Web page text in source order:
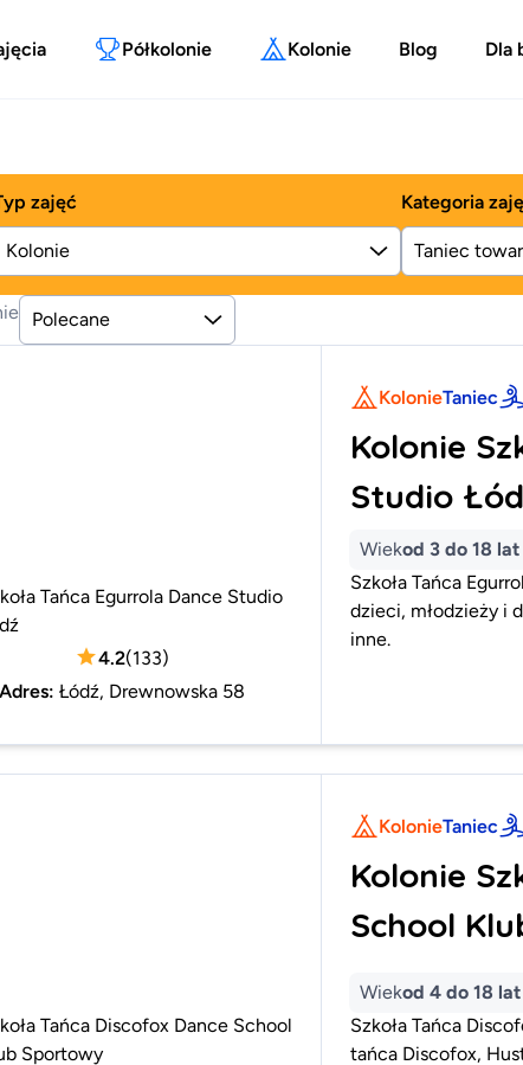
Półkolonie Kolonie Blog Dla
zajęć
Kolonie
Kategoria
Polecane
Tańca Egurrola Dance Studio
4.2(133)
Adres: Łódź, Drewnowska 58
KolonieTaniec
Kolonie
Studio
Wiekod 3 do 18 lat
Szkoła Tańca
dzieci, młodzieży i
inne.
Tańca Discofox Dance School
Sportowy
KolonieTaniec
Kolonie
School
Wiekod 4 do 18 lat
Szkoła Tańca
tańca Discofox,